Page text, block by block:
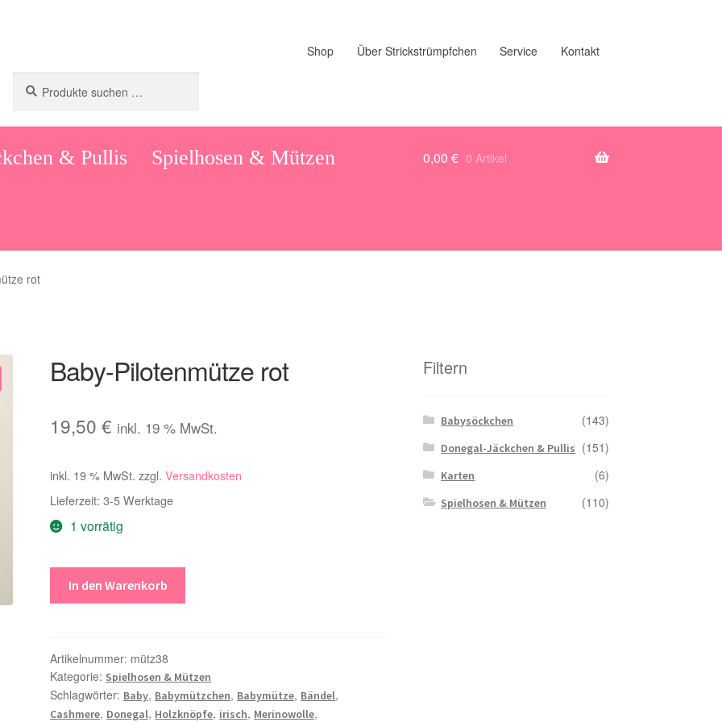
Shop Über Strickstrümpfchen Service
Kontakt
nach:
& Pullis Spielhosen & Mützen 0,00 € 0 Artikel
rot
Baby-Pilotenmütze rot
19,50€ inkl. 19 % MwSt.
inkl. 19 % MwSt. zzgl.Versandkosten
Lieferzeit:3-5 Werktage
1 vorrätig
In den Warenkorb
Artikelnummer: mütz38
Kategorie: Spielhosen & Mützen
Schlagwörter: Baby, Babymützchen, Babymütze, Bändel,
Cashmere, Donegal, Holzknöpfe, irisch, Merinowolle,
Filtern
Babysöckchen (143)
Donegal-Jäckchen & Pullis (151)
Karten (6)
Spielhosen & Mützen (110)